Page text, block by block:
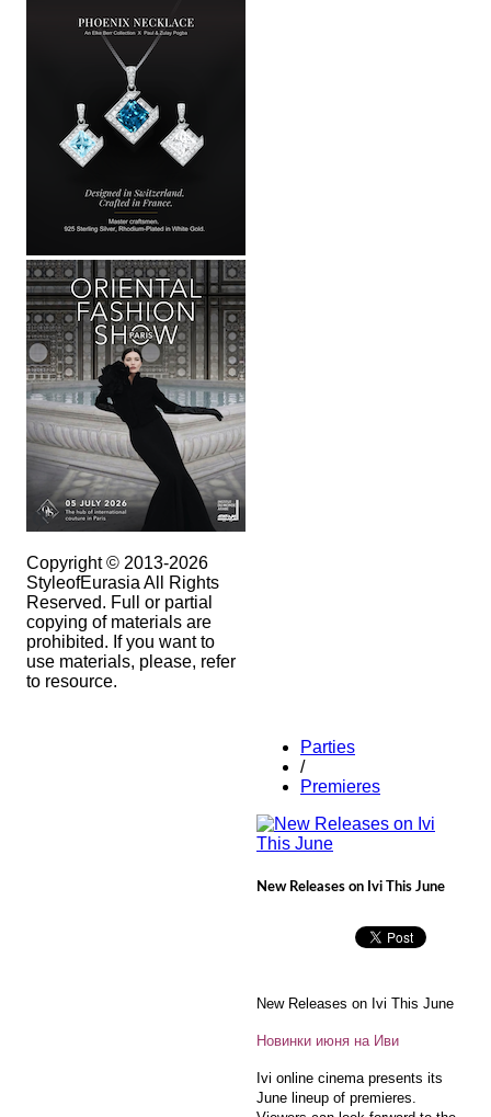
Copyright © 2013-2026
StyleofEurasia All Rights
Reserved. Full or partial
copying of materials are
prohibited. If you want to
use materials, please, refer
to resource.
Parties
/
Premieres
New Releases on Ivi This June
New Releases on Ivi This June
Новинки июня на Иви
Ivi online cinema presents its
June lineup of premieres.